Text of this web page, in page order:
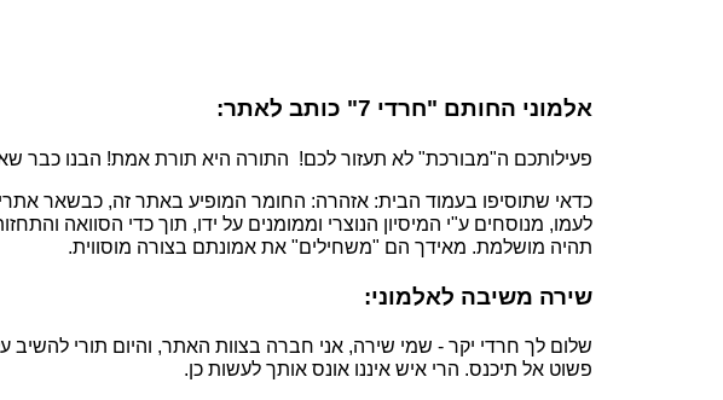
אלמוני החותם "חרדי 7" כותב לאתר:
פעילותכם ה"מבורכת" לא תעזור לכם! התורה היא תורת אמת! הבנו כבר
כדאי שתוסיפו בעמוד הבית: אזהרה: החומר המופיע באתר זה, כבשאר אתרי
לעמו, מנוסחים ע"י המיסיון הנוצרי וממומנים על ידו, תוך כדי הסוואה
תהיה מושלמת. מאידך הם "משחילים" את אמונתם בצורה מוסווית.
שירה משיבה לאלמוני:
שלום לך חרדי יקר - שמי שירה, אני חברה בצוות האתר, והיום תורי
פשוט אל תיכנס. הרי איש איננו אונס אותך לעשות כן.